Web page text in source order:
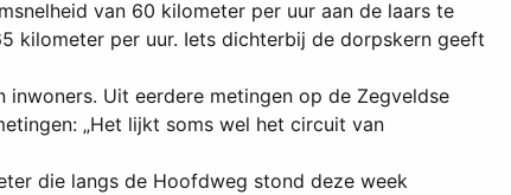
van 60 kilometer per uur aan de laars te
kilometer per uur. Iets dichterbij de dorpskern geeft
Uit eerdere metingen op de Zegveldse
„Het lijkt soms wel het circuit van
die langs de Hoofdweg stond deze week